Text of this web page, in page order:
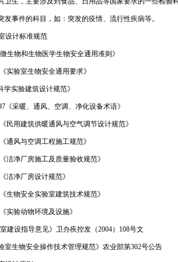
发事件的科目，如：突发的疫情、流行性疾病等。
设计标准规范
生物和生物医学生物安全通用准则》
实验室生物安全通用要求》
学实验建筑设计规范》
《采暖、通风、空调、净化设备术语》
民用建筑供暖通风与空气调节设计规范》
通风与空调工程施工规范》
洁净厂房施工及质量验收规范》
洁净厂房设计规范》
生物安全实验室建筑技术规范》
实验动物环境及设施》
室建设指导意见》卫办疾控发（2004）108号文
室生物安全操作技术管理规范》农业部第302号公告